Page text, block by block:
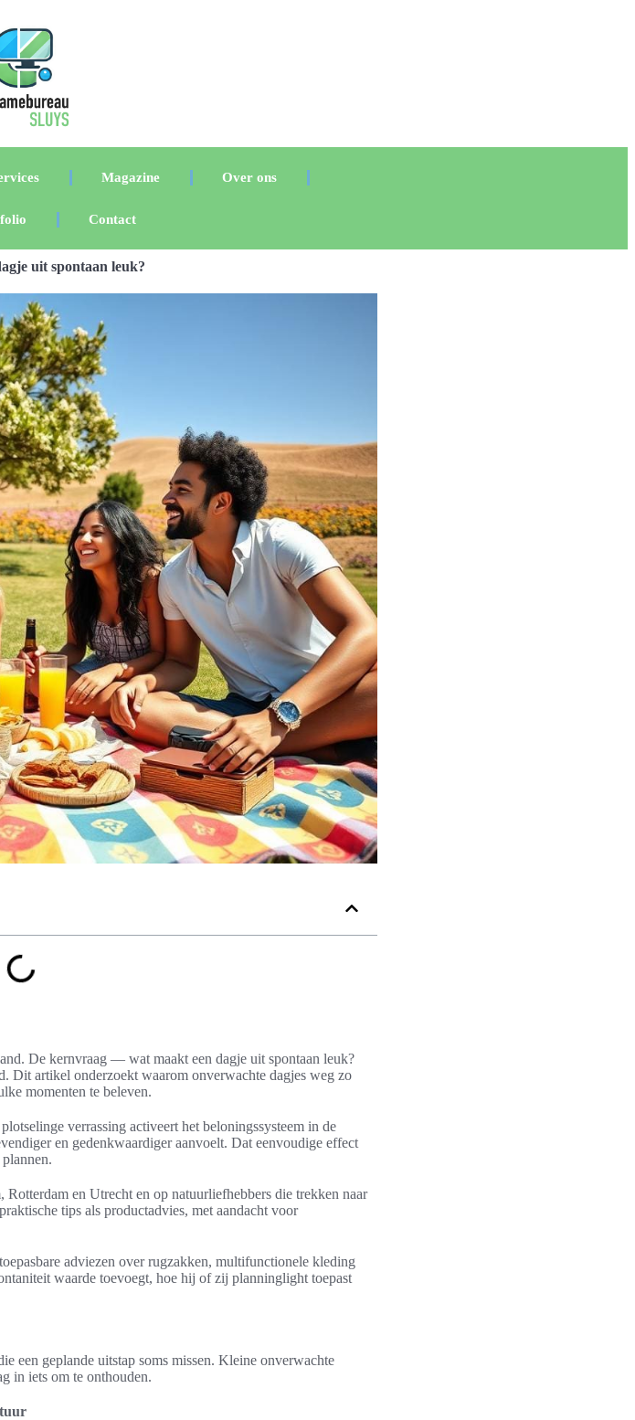
Magazine Over ons
Contact
uit spontaan leuk?
De kernvraag — wat maakt een dagje uit spontaan leuk?
Dit artikel onderzoekt waarom onverwachte dagjes weg zo
momenten te beleven.
verrassing activeert het beloningssysteem in de
en gedenkwaardiger aanvoelt. Dat eenvoudige effect
en Utrecht en op natuurliefhebbers die trekken naar
tips als productadvies, met aandacht voor
adviezen over rugzakken, multifunctionele kleding
waarde toevoegt, hoe hij of zij planninglight toepast
een geplande uitstap soms missen. Kleine onverwachte
in iets om te onthouden.